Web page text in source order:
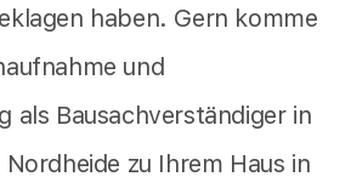
haben. Gern komme
und
als Bausachverständiger in
zu Ihrem Haus in